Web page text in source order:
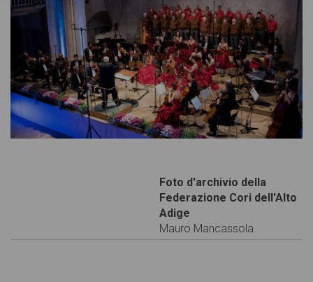
Foto d'archivio della
Federazione Cori dell'Alto
Adige
Mauro Mancassola